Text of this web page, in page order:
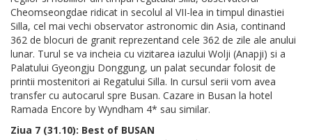
Cheomseongdae ridicat in secolul al VII-lea in timpul dinastiei
Silla, cel mai vechi observator astronomic din Asia, continand
362 de blocuri de granit reprezentand cele 362 de zile ale anului
lunar. Turul se va incheia cu vizitarea iazului Wolji (Anapji) si a
Palatului Gyeongju Donggung, un palat secundar folosit de
printii mostenitori ai Regatului Silla. In cursul serii vom avea
transfer cu autocarul spre Busan. Cazare in Busan la hotel
Ramada Encore by Wyndham 4* sau similar.
Ziua 7 (31.10): Best of BUSAN